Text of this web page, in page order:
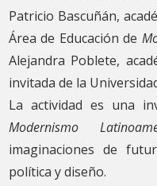
Patricio Bascuñán,
Área de Educación de
Alejandra Poblete,
invitada de la
La actividad es una
Modernismo
imaginaciones de
política y diseño.